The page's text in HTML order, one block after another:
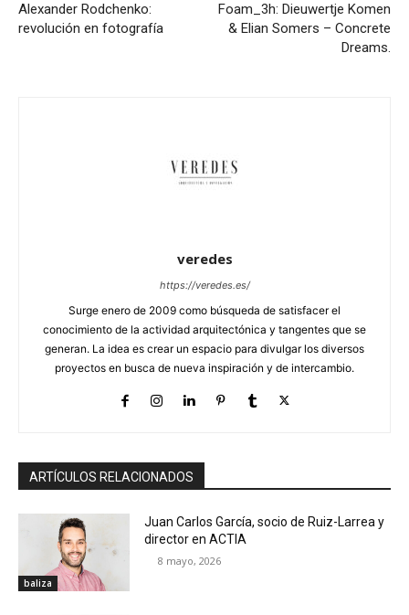
Alexander Rodchenko:
revolución en fotografía
Foam_3h: Dieuwertje Komen
& Elian Somers – Concrete
Dreams.
veredes
https://veredes.es/
Surge enero de 2009 como búsqueda de satisfacer el
conocimiento de la actividad arquitectónica y tangentes que se
generan. La idea es crear un espacio para divulgar los diversos
proyectos en busca de nueva inspiración y de intercambio.
ARTÍCULOS RELACIONADOS
baliza
Juan Carlos García, socio de Ruiz-Larrea y
director en ACTIA
8 mayo, 2026